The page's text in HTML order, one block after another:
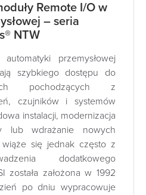
Remote I/O w
– seria
NTW
przemysłowej
szybkiego dostępu do
pochodzących z
czujników i systemów
instalacji, modernizacja
lub wdrażanie nowych
się jednak często z
dodatkowego
została założona w 1992
po dniu wypracowuje